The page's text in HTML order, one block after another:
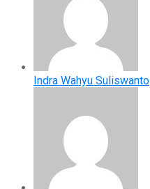
Indra Wahyu Suliswanto